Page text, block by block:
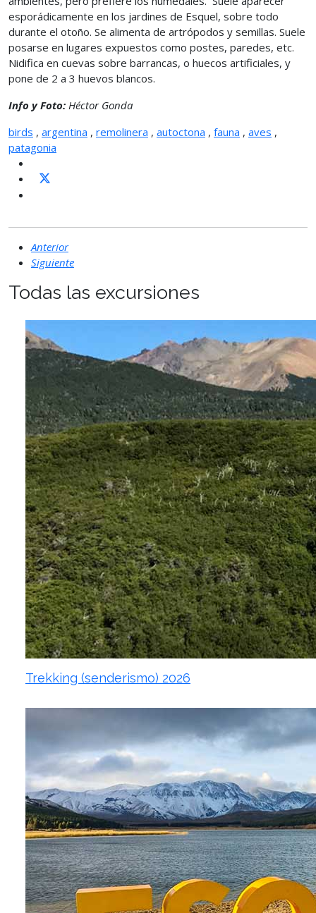
esporádicamente en los jardines de Esquel, sobre todo
durante el otoño. Se alimenta de artrópodos y semillas. Suele
posarse en lugares expuestos como postes, paredes, etc.
Nidifica en cuevas sobre barrancas, o huecos artificiales, y
pone de 2 a 3 huevos blancos.
Info y Foto: Héctor Gonda
birds , argentina , remolinera , autoctona , fauna , aves ,
patagonia
Anterior
Siguiente
Todas las excursiones
Trekking (senderismo) 2026